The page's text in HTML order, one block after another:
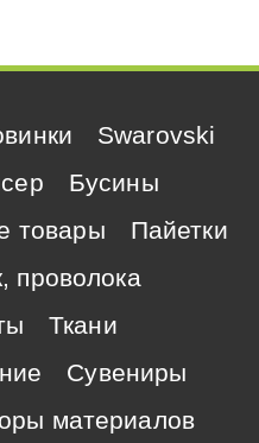
Swarovski
Бусины
товары
Пайетки
проволока
Ткани
Сувениры
материалов